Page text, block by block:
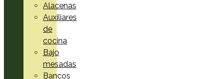
Alacenas
Auxiliares
de
cocina
Bajo
mesadas
Bancos